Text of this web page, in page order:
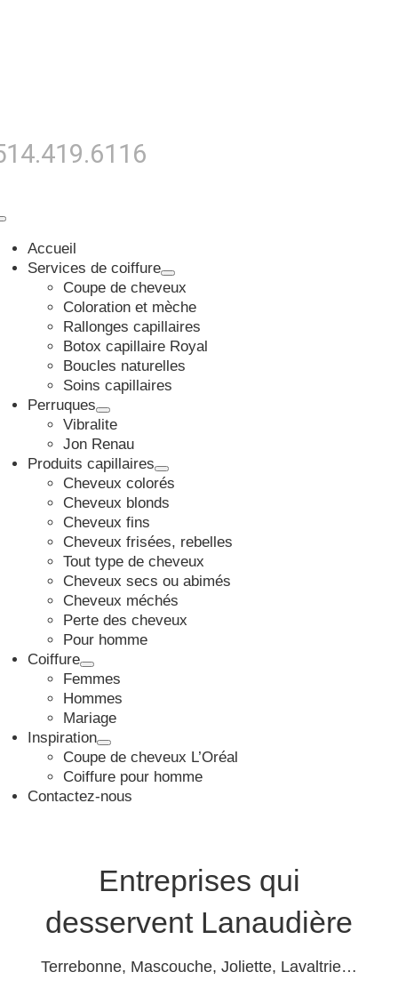
Accueil
Services de coiffure
Coupe de cheveux
Coloration et mèche
Rallonges capillaires
Botox capillaire Royal
Boucles naturelles
Soins capillaires
Perruques
Vibralite
Jon Renau
Produits capillaires
Cheveux colorés
Cheveux blonds
Cheveux fins
Cheveux frisées, rebelles
Tout type de cheveux
Cheveux secs ou abimés
Cheveux méchés
Perte des cheveux
Pour homme
Coiffure
Femmes
Hommes
Mariage
Inspiration
Coupe de cheveux L’Oréal
Coiffure pour homme
Contactez-nous
Entreprises qui
desservent Lanaudière
Terrebonne, Mascouche, Joliette, Lavaltrie…